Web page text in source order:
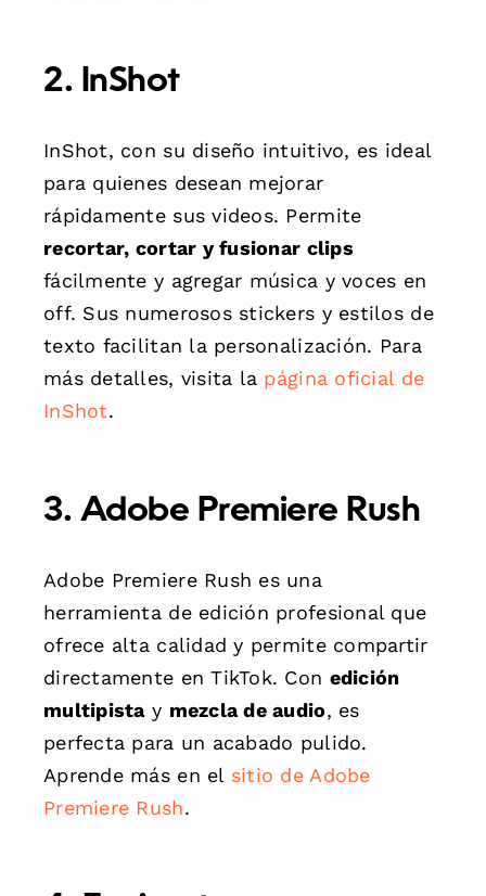
2. InShot
InShot, con su diseño intuitivo, es ideal
para quienes desean mejorar
rápidamente sus videos. Permite
recortar, cortar y fusionar clips
fácilmente y agregar música y voces en
off. Sus numerosos stickers y estilos de
texto facilitan la personalización. Para
más detalles, visita la página oficial de
InShot.
3. Adobe Premiere Rush
Adobe Premiere Rush es una
herramienta de edición profesional que
ofrece alta calidad y permite compartir
directamente en TikTok. Con edición
multipistay mezcla de audio, es
perfecta para un acabado pulido.
Aprende más en el sitio de Adobe
Premiere Rush.